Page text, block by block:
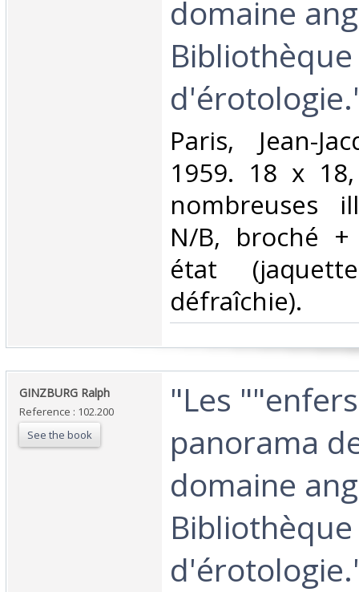
domaine
‎Paris, Jean-
1959. 18 x
nombreuses
N/B, broché
état
défraîchie).‎
‎GINZBURG Ralph‎
Reference : 102.200
See the book
‎"Les
panorama
domaine